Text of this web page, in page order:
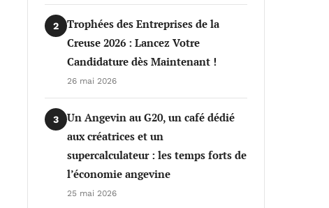
2
Trophées des Entreprises de la
Creuse 2026 : Lancez Votre
Candidature dès Maintenant !
26 mai 2026
3
Un Angevin au G20, un café dédié
aux créatrices et un
supercalculateur : les temps forts de
l’économie angevine
25 mai 2026